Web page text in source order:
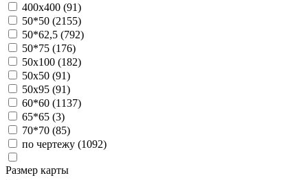
400х400 (91)
50*50 (2155)
50*62,5 (792)
50*75 (176)
50х100 (182)
50х50 (91)
50х95 (91)
60*60 (1137)
65*65 (3)
70*70 (85)
по чертежу (1092)
Размер карты